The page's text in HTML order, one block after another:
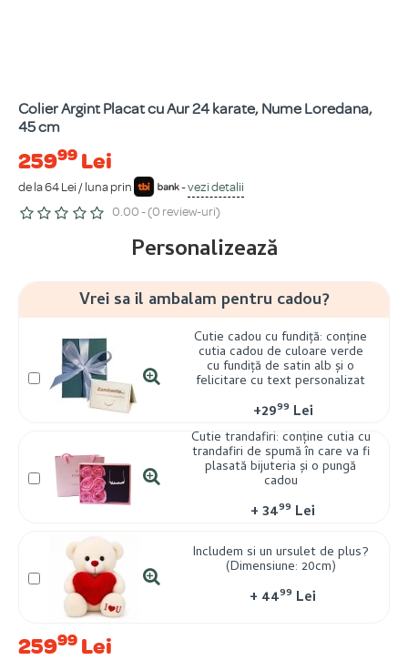
Colier Argint Placat cu Aur 24 karate, Nume Loredana,
45 cm
25999 Lei
de la 64 Lei / luna prin -vezi detalii
0.00 - (0 review-uri)
25999 Lei
Personalizează
Vrei sa il ambalam pentru cadou?
Cutie cadou cu fundiță: conține
cutia cadou de culoare verde
cu fundiță de satin alb și o
felicitare cu text personalizat
+2999 Lei
Cutie trandafiri: conține cutia cu
trandafiri de spumă în care va fi
plasată bijuteria și o pungă
cadou
+3499 Lei
Includem si un ursulet de plus?
(Dimensiune: 20cm)
+ 4499 Lei